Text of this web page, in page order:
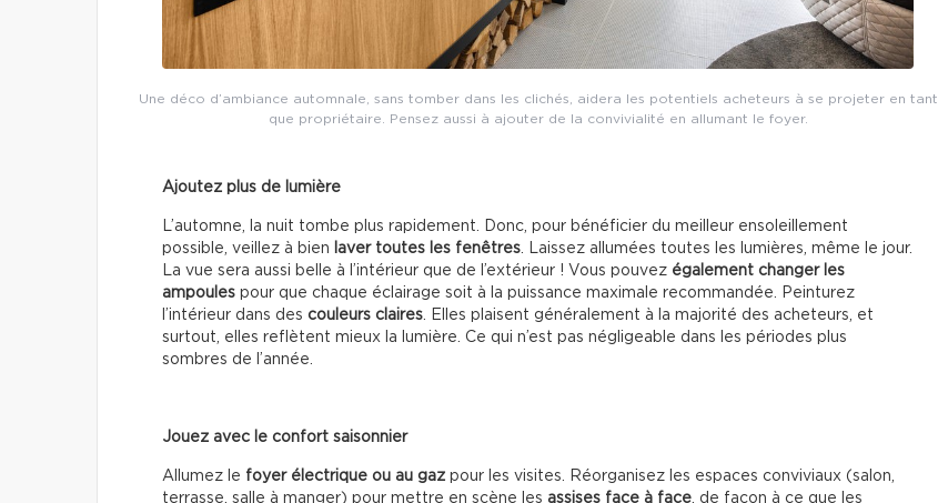
Une déco d’ambiance automnale, sans tomber dans les clichés, aidera les potentiels acheteurs à se projeter en tant
que propriétaire. Pensez aussi à ajouter de la convivialité en allumant le foyer.
Ajoutez plus de lumière
L’automne, la nuit tombe plus rapidement. Donc, pour bénéficier du meilleur ensoleillement
possible, veillez à bien
laver toutes les fenêtres. Laissez allumées toutes les lumières, même le jour.
La vue sera aussi belle à l’intérieur que de l’extérieur ! Vous pouvez également changer les
ampoules pour que chaque éclairage soit à la puissance maximale recommandée. Peinturez
l’intérieur dans des couleurs claires. Elles plaisent généralement à la majorité des acheteurs, et
surtout, elles reflètent mieux la lumière. Ce qui n’est pas négligeable dans les périodes plus
sombres de l’année.
Jouez avec le confort saisonnier
Allumez le foyer électrique ou au gaz pour les visites. Réorganisez les espaces conviviaux (salon,
terrasse, salle à manger) pour mettre en scène les assises face à face, de façon à ce que les